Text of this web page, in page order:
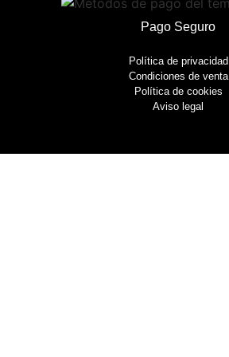
Pago Seguro
Política de privacidad
Condiciones de venta
Política de cookies
Aviso legal